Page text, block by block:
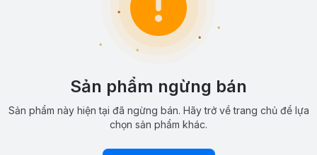
Sản phẩm ngừng bán
Sản phẩm này hiện tại đã ngừng bán. Hãy trở về trang chủ để lựa
chọn sản phẩm khác.